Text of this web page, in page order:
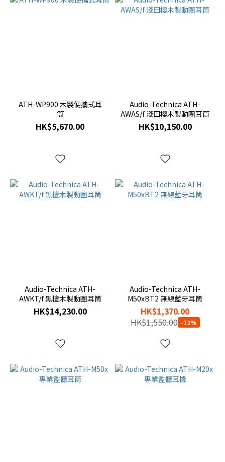
ATH-WP900 木製便攜式耳
筒
HK$5,670.00
Audio-Technica ATH-
AWAS/f 淺田櫻木製動圈耳筒
HK$10,150.00
Audio-Technica ATH-
AWKT/f 黑檀木製動圈耳筒
HK$14,230.00
Audio-Technica ATH-
M50xBT2 無線藍牙耳筒
HK$1,370.00
HK$1,550.00 -12%